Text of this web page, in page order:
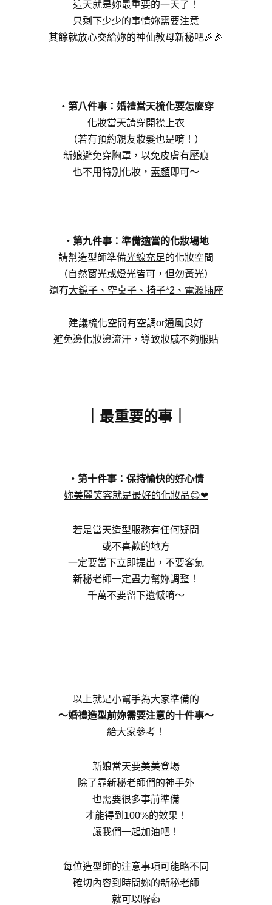
這天就是妳最重要的一天了！
只剩下少少的事情妳需要注意
其餘就放心交給妳的神仙教母新秘吧🎉🎉
・第八件事：婚禮當天梳化要怎麼穿
化妝當天請穿開襟上衣
（若有預約親友妝髮也是唷！）
新娘避免穿胸罩 ，以免皮膚有壓痕
也不用特別化妝， 素顏 即可～
・第九件事：準備適當的化妝場地
請幫造型師準備光線充足的化妝空間
（自然窗光或燈光皆可，但勿黃光）
還有大鏡子、空桌子、椅子*2、電源插座
建議梳化空間有空調or通風良好
避免邊化妝邊流汗，導致妝感不夠服貼
｜最重要的事
・第十件事：保持愉快的好心情
妳美麗笑容就是最好的化妝品😊❤
若是當天造型服務有任何疑問
或不喜歡的地方
一定要當下立即提出 ，不要客氣
新秘老師一定盡力幫妳調整！
千萬不要留下遺憾唷～
以上就是小幫手為大家準備的
～婚禮造型前妳需要注意的十件事～
給大家參考！
新娘當天要美美登場
除了靠新秘老師們的神手外
也需要很多事前準備
才能得到100%的效果！
讓我們一起加油吧！
每位造型師的注意事項可能略不同
確切內容到時問妳的新秘老師
就可以囉👍